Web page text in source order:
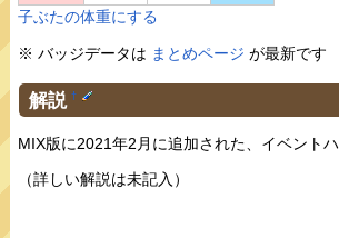
子ぶたの体重にする
※ バッジデータは まとめページ が最新です
解説 †
MIX版に2021年2月に追加された、イベントハ
（詳しい解説は未記入）